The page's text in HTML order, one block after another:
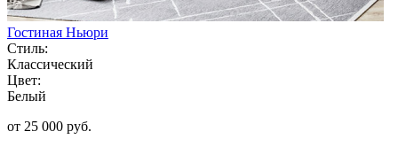
Гостиная Ньюри
Стиль:
Классический
Цвет:
Белый
от 25 000 руб.